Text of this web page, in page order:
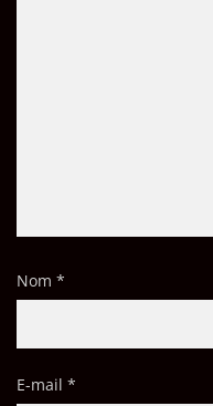
Nom *
E-mail *